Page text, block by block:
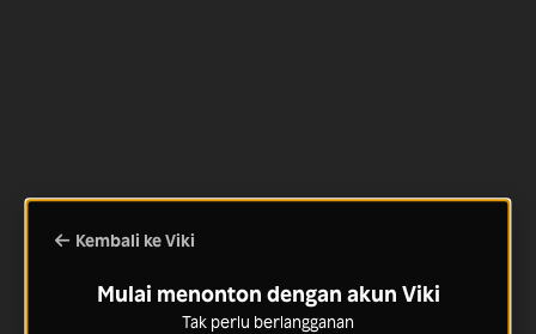
Kembali ke Viki
Mulai menonton dengan akun Viki
Tak perlu berlangganan